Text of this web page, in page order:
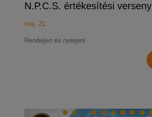
N.P.C.S. értékesítési verseny
máj. 21
Rendeljen és nyerjen!